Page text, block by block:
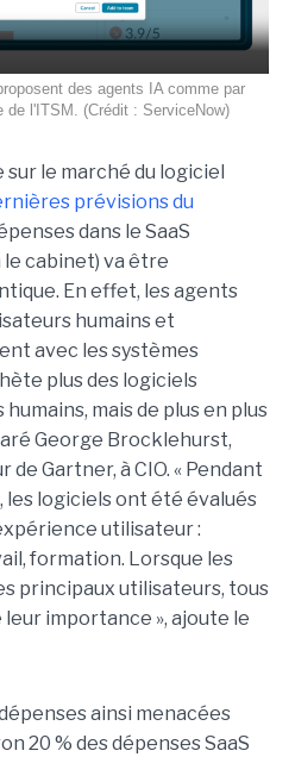
des agents IA comme par
de l'ITSM. (Crédit : ServiceNow)
le marché du logiciel
prévisions du
dans le SaaS
cabinet) va être
En effet, les agents
humains et
avec les systèmes
plus des logiciels
mais de plus en plus
George Brocklehurst,
Gartner, à CIO. « Pendant
logiciels ont été évalués
utilisateur :
formation. Lorsque les
principaux utilisateurs, tous
importance », ajoute le
ainsi menacées
20 % des dépenses SaaS